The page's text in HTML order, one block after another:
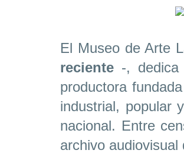
El Museo de Arte
reciente -,
productora
industrial, popular
nacional. Entre
archivo